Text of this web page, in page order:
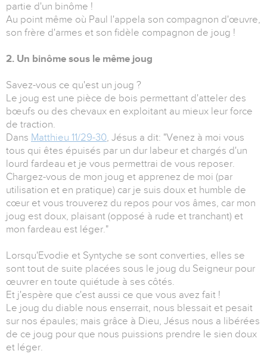
partie d'un binôme !
Au point même où Paul l'appela son compagnon d'œuvre,
son frère d'armes et son fidèle compagnon de joug !
2. Un binôme sous le même joug
Savez-vous ce qu'est un joug ?
Le joug est une pièce de bois permettant d'atteler des
bœufs ou des chevaux en exploitant au mieux leur force
de traction.
Dans Matthieu 11/29-30, Jésus a dit: "Venez à moi vous
tous qui êtes épuisés par un dur labeur et chargés d'un
lourd fardeau et je vous permettrai de vous reposer.
Chargez-vous de mon joug et apprenez de moi (par
utilisation et en pratique) car je suis doux et humble de
cœur et vous trouverez du repos pour vos âmes, car mon
joug est doux, plaisant (opposé à rude et tranchant) et
mon fardeau est léger."
Lorsqu'Evodie et Syntyche se sont converties, elles se
sont tout de suite placées sous le joug du Seigneur pour
œuvrer en toute quiétude à ses côtés.
Et j'espère que c'est aussi ce que vous avez fait !
Le joug du diable nous enserrait, nous blessait et pesait
sur nos épaules; mais grâce à Dieu, Jésus nous a libérées
de ce joug pour que nous puissions prendre le sien doux
et léger.